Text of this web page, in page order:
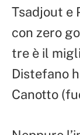
Tsadjout e
con zero
tre è il
Distefano
Canotto